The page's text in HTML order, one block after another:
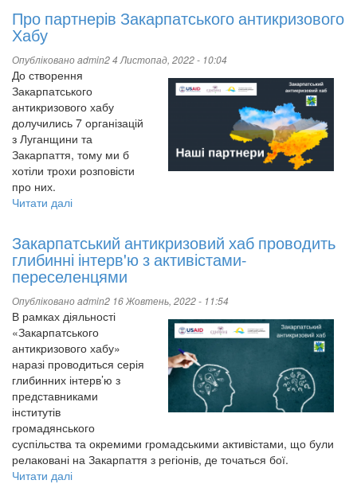
Оксана
Очкурова:
вже
тут
і
зараз,
не
треба
чекати
звільнення
Про партнерів Закарпатського антикризового
Хабу
Опублікованоadmin24 Листопад, 2022 - 10:04
До створення
Закарпатського
антикризового хабу
долучились 7 організацій
з Луганщини та
Закарпаття, тому ми б
хотіли трохи розповісти
про них.
Читати далі
партнерів
Закарпатського
антикризового
Хабу
Закарпатський антикризовий хаб проводить
глибинні інтерв'ю з активістами-
переселенцями
Опублікованоadmin2 16 Жовтень, 2022 - 11:54
В рамках діяльності
«Закарпатського
антикризового хабу»
наразі проводиться серія
глибинних інтерв’ю з
представниками
інститутів
громадянського
суспільства та окремими громадськими активістами, що були
релаковані на Закарпаття з регіонів, де точаться бої.
Читати далі